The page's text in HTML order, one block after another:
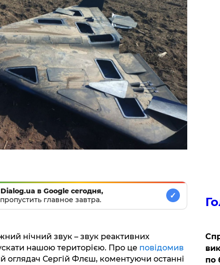
в Google сегодня,
главное завтра.
✓
нічний звук – звук реактивних
нашою територією. Про це повідомив
оглядач Сергій Флєш, коментуючи останні
по